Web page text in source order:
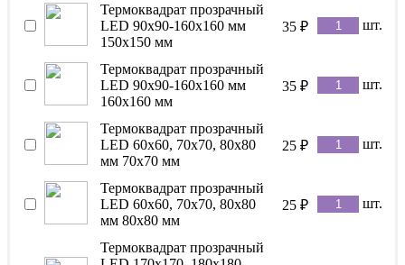
Термоквадрат прозрачный
LED 90x90-160x160 мм
150x150 мм
35 ₽ шт.
Термоквадрат прозрачный
LED 90x90-160x160 мм
160x160 мм
35 ₽ шт.
Термоквадрат прозрачный
LED 60x60, 70х70, 80х80
мм 70х70 мм
25 ₽ шт.
Термоквадрат прозрачный
LED 60x60, 70х70, 80х80
мм 80х80 мм
25 ₽ шт.
Термоквадрат прозрачный